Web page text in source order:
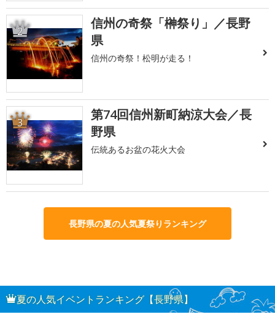
2
信州の奇祭「榊祭り」／長野
県
信州の奇祭！松明が走る！
3
第74回信州新町納涼大会／長
野県
伝統あるお盆の花火大会
長野県の夏の人気夏祭りランキング
夏の人気イベントランキング【長野県】